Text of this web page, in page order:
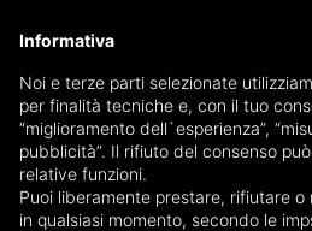
Receive a copy of the
Choose
Informativa
Noi e terze parti selezionate
per finalità tecniche e, con il tuo
“miglioramento dell`esperienza”,
pubblicità”. Il rifiuto del consenso
relative funzioni.
Puoi liberamente prestare, rifiutare
in qualsiasi momento, secondo le